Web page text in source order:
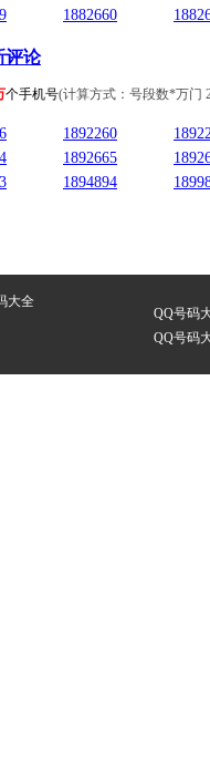
1882660
评论
个手机号(计算方式：号段数*万门
1892260
1892665
1894894
大全
QQ号码
QQ号码